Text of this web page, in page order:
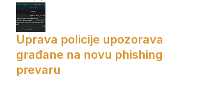
Uprava policije upozorava
građane na novu phishing
prevaru